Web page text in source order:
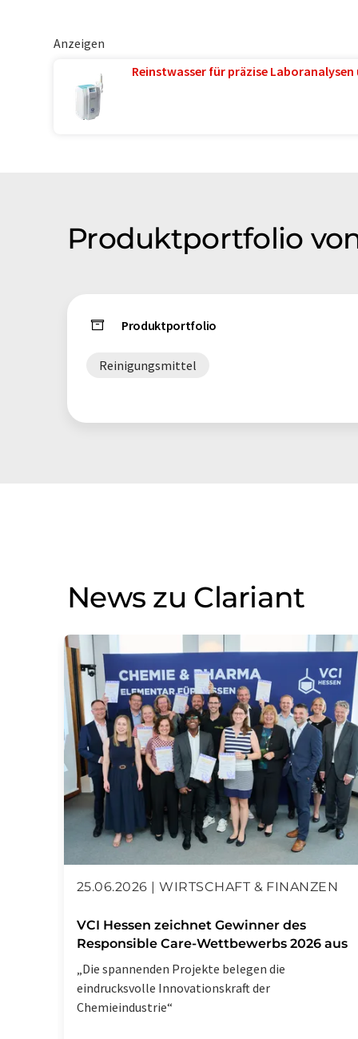
Anzeigen
Reinstwasser für präzise Laboranalysen
Produktportfolio
Produktportfolio
Reinigungsmittel
News zu Clariant
25.06.2026 | WIRTSCHAFT & FINANZEN
VCI Hessen zeichnet Gewinner des
Responsible Care-Wettbewerbs 2026 aus
„Die spannenden Projekte belegen die
eindrucksvolle Innovationskraft der
Chemieindustrie“